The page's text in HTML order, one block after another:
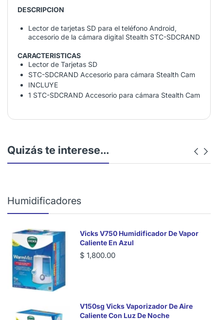
DESCRIPCION
Lector de tarjetas SD para el teléfono Android,
accesorio de la cámara digital Stealth STC-SDCRAND
CARACTERISTICAS
Lector de Tarjetas SD
STC-SDCRAND Accesorio para cámara Stealth Cam
INCLUYE
1 STC-SDCRAND Accesorio para cámara Stealth Cam
Quizás te interese...
Humidificadores
Vicks V750 Humidificador De Vapor
Caliente En Azul
$ 1,800.00
V150sg Vicks Vaporizador De Aire
Caliente Con Luz De Noche